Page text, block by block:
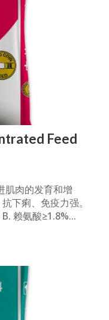
Feed
肌肉的发育和增
下痢、免疫力强。
赖氨酸≥1.8%...